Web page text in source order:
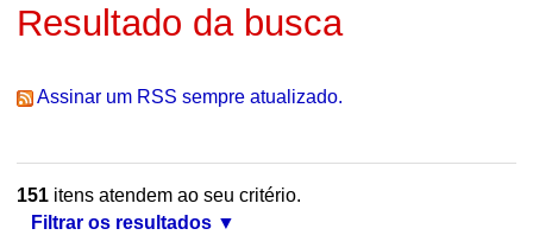
Resultado da busca
Assinar um RSS sempre atualizado.
151itens atendem ao seu critério.
Filtrar os resultados